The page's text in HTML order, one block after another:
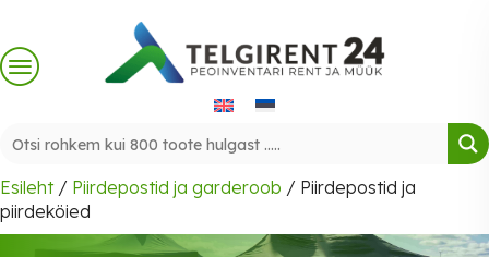
content
Esileht/ Piirdepostid ja garderoob / Piirdepostid ja
piirdeköied